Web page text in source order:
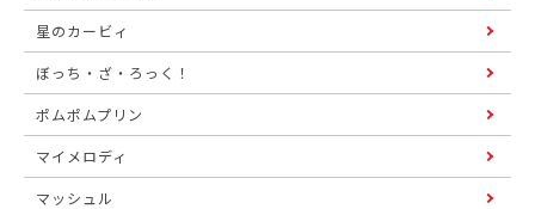
星のカービィ
ぼっち・ざ・ろっく！
ポムポムプリン
マイメロディ
マッシュル